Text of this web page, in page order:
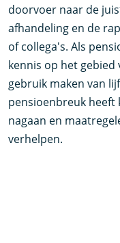
doorvoer naar de
afhandeling en de
of collega's. Als
kennis op het
gebruik maken van
pensioenbreuk heeft
nagaan en
verhelpen.